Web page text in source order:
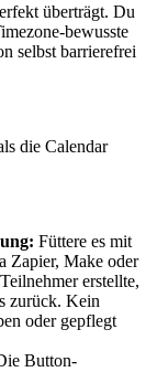
überträgt. Du
bewusste
selbst barrierefrei
die Calendar
Füttere es mit
Zapier, Make oder
erstellte,
zurück. Kein
oder gepflegt
Button-